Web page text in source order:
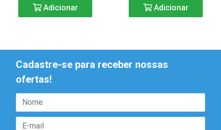
Adicionar Adicionar
Cadastre-se para receber nossas
ofertas!